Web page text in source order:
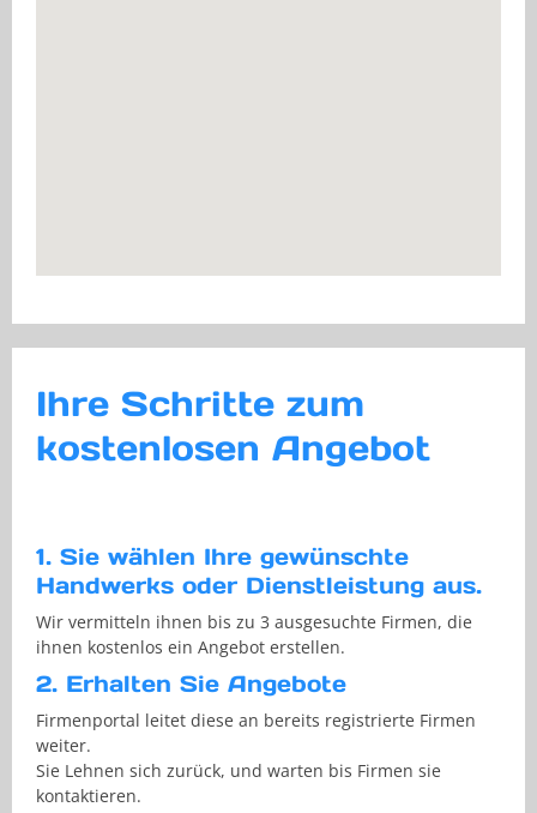
Ihre Schritte zum
kostenlosen Angebot
1. Sie wählen Ihre gewünschte
Handwerks oder Dienstleistung aus.
Wir vermitteln ihnen bis zu 3 ausgesuchte Firmen, die
ihnen kostenlos ein Angebot erstellen.
2. Erhalten Sie Angebote
Firmenportal leitet diese an bereits registrierte Firmen
weiter.
Sie Lehnen sich zurück, und warten bis Firmen sie
kontaktieren.